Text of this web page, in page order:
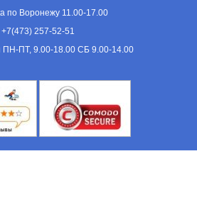
по Воронежу 11.00-17.00
+7(473) 257-52-51
ПН-ПТ, 9.00-18.00 СБ 9.00-14.00